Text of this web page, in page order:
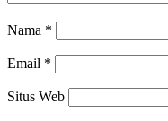
Nama *
Email *
Situs Web